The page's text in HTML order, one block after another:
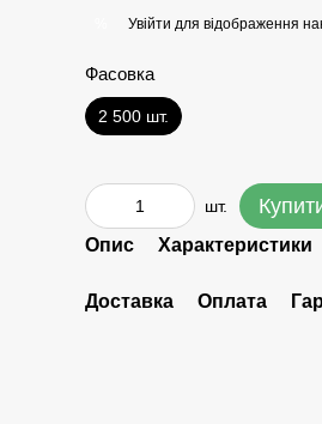
Увійти для відображення
Фасовка
2 500 шт.
шт.
Опис Характеристики
Доставка Оплата